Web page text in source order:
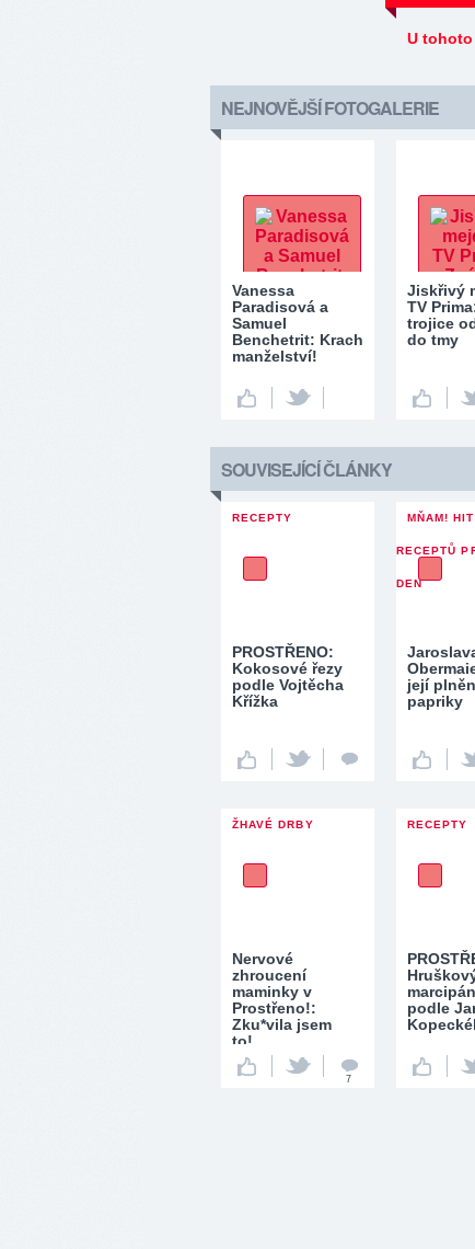
U
NEJNOVĚJŠÍ FOTOGALERIE
Vanessa
Paradisová a
Samuel
Benchetrit: Krach
manželství!
Jiskřivý
TV
trojice
do tmy
SOUVISEJÍCÍ ČLÁNKY
RECEPTY
PROSTŘENO:
Kokosové řezy
podle Vojtěcha
Křížka
MŇAM!
RECEPTŮ
DEN
její
papriky
ŽHAVÉ DRBY
Nervové
zhroucení
maminky v
Prostřeno!:
Zku*vila jsem
to!…
7
RECEPTY
podle